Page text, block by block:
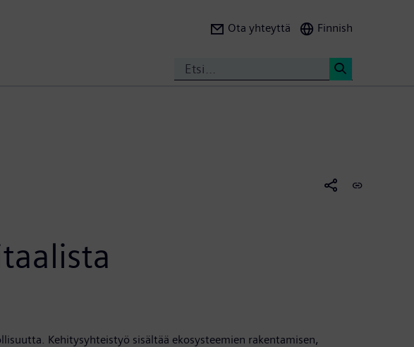
Ota yhteyttä Finnish
Kehitysyhteistyö sisältää ekosysteemien rakentamisen,